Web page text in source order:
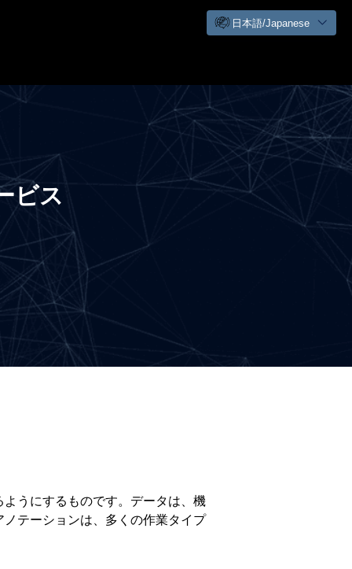
日本語/Japanese
ビス
うにするものです。データは、機
テーションは、多くの作業タイプ